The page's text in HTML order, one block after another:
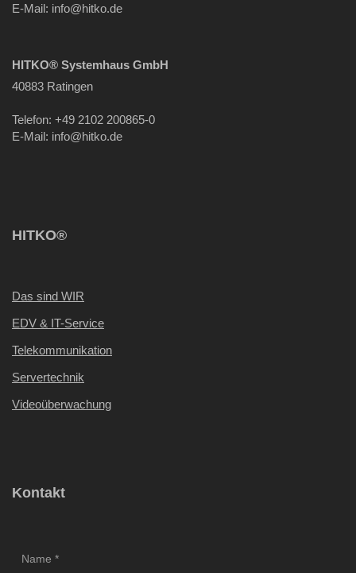
E-Mail: info@hitko.de
HITKO® Systemhaus GmbH
40883 Ratingen
Telefon: +49 2102 200865-0
E-Mail: info@hitko.de
HITKO®
Das sind WIR
EDV & IT-Service
Telekommunikation
Servertechnik
Videoüberwachung
Kontakt